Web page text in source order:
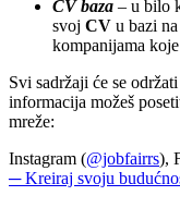
CV baza – u bilo
svoj CV u bazi
kompanijama
Svi sadržaji će se održati
informacija možeš
mreže:
Instagram (@jobfairrs),
─ Kreiraj svoju